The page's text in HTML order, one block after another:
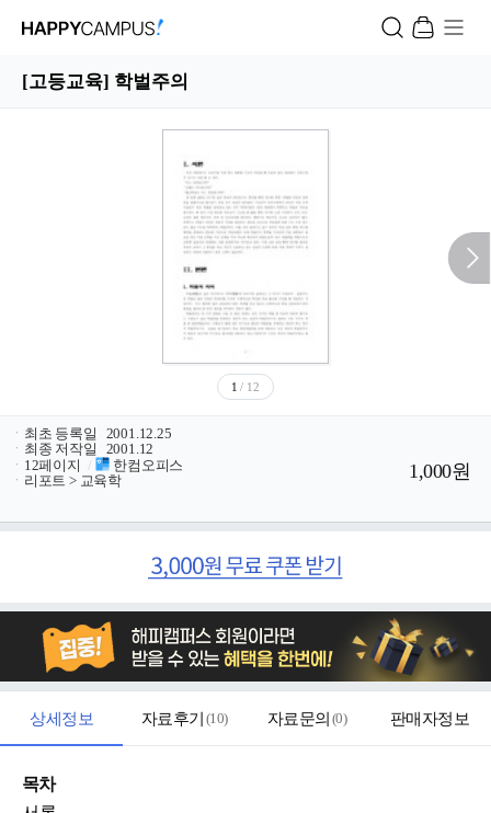
[고등교육] 학벌주의
1 / 12
ㆍ 최초 등록일
2001.12.25
ㆍ 최종 저작일
2001.12
ㆍ 12페이지 /
한컴오피스
ㆍ 리포트 > 교육학 1,000원
상세정보 자료후기 (10) 자료문의 (0) 판매자정보
목차